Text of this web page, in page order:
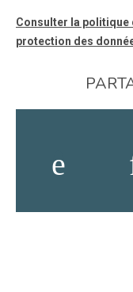
Consulter la politique
protection des